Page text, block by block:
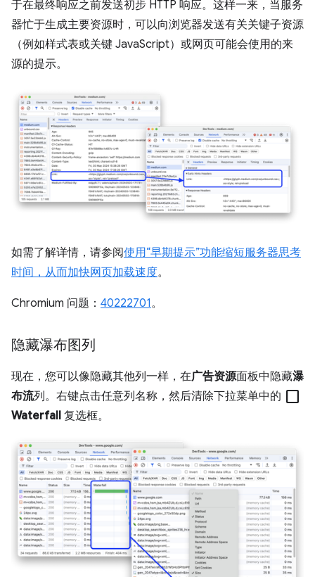
于在最终响应之前发送初步 HTTP 响应。这样一来，当服务
器忙于生成主要资源时，可以向浏览器发送有关关键子资源
（例如样式表或关键 JavaScript）或网页可能会使用的来
源的提示。
如需了解详情，请参阅使用“早期提示”功能缩短服务器思考
时间，从而加快网页加载速度。
Chromium 问题： 40222701。
隐藏瀑布图列
现在，您可以像隐藏其他列一样，在广告资源面板中隐藏瀑
布流列。右键点击任意列名称，然后清除下拉菜单中的 check_box_outline_blank
Waterfall 复选框。